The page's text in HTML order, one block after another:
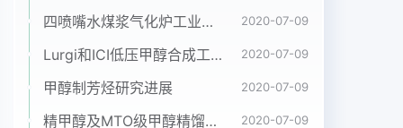
G2.2生物滤池则属于用卵石或塑料填料的深式、塔
式滤池，它通过卵石或者填料将回流污泥拦截住，然
后他们和生物滤池充分混合并曝气，发生生物絮凝、
生物吸附两种生物反应,这两种反应不仅能够去除废
四喷嘴水煤浆气化炉工业应用情况简介 2020-07-09
Lurgi和ICI低压甲醇合成工艺比较 2020-07-09
甲醇制芳烃研究进展 2020-07-09
精甲醇及MTO级甲醇精馏工艺技术进展 2020-07-09